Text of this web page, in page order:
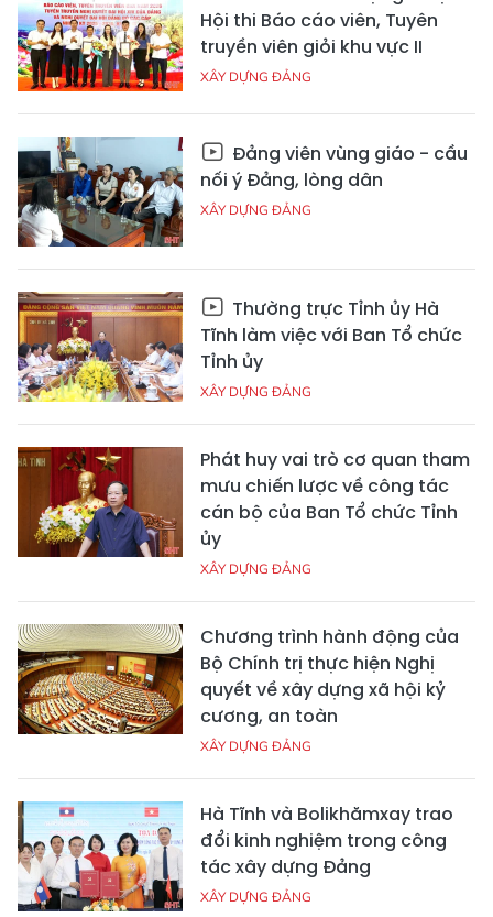
Hội thi Báo cáo viên, Tuyên
truyền viên giỏi khu vực II
XÂY DỰNG ĐẢNG
Đảng viên vùng giáo - cầu
nối ý Đảng, lòng dân
XÂY DỰNG ĐẢNG
Thường trực Tỉnh ủy Hà
Tĩnh làm việc với Ban Tổ chức
Tỉnh ủy
XÂY DỰNG ĐẢNG
Phát huy vai trò cơ quan tham
mưu chiến lược về công tác
cán bộ của Ban Tổ chức Tỉnh
ủy
XÂY DỰNG ĐẢNG
Chương trình hành động của
Bộ Chính trị thực hiện Nghị
quyết về xây dựng xã hội kỷ
cương, an toàn
XÂY DỰNG ĐẢNG
Hà Tĩnh và Bolikhămxay trao
đổi kinh nghiệm trong công
tác xây dựng Đảng
XÂY DỰNG ĐẢNG